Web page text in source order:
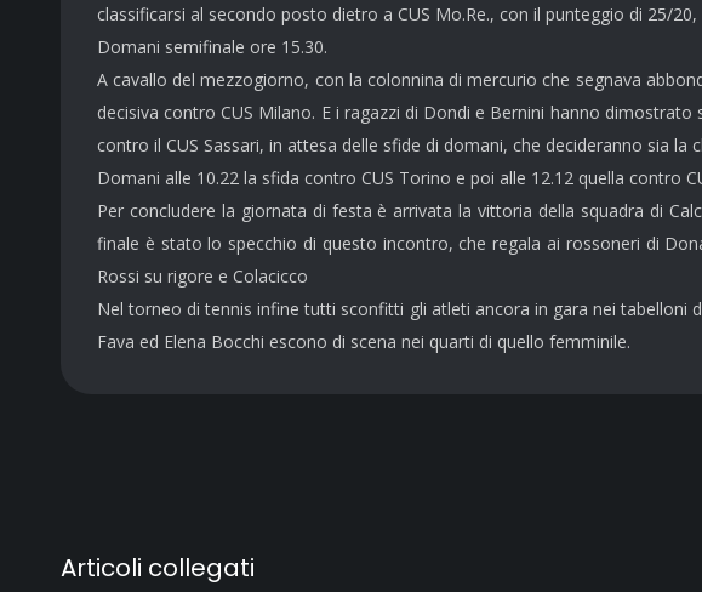
classificarsi al secondo posto dietro a CUS Mo.Re., con il punteggio di 25/
Domani semifinale ore 15.30.
A cavallo del mezzogiorno, con la colonnina di mercurio che segnava
decisiva contro CUS Milano. E i ragazzi di Dondi e Bernini hanno
contro il CUS Sassari, in attesa delle sfide di domani, che decideranno sia la
Domani alle 10.22 la sfida contro CUS Torino e poi alle 12.12 quella contro
Per concludere la giornata di festa è arrivata la vittoria della squadra di
finale è stato lo specchio di questo incontro, che regala ai rossoneri di
Rossi su rigore e Colacicco
Nel torneo di tennis infine tutti sconfitti gli atleti ancora in gara nei tabelloni
Fava ed Elena Bocchi escono di scena nei quarti di quello femminile.
Articoli collegati